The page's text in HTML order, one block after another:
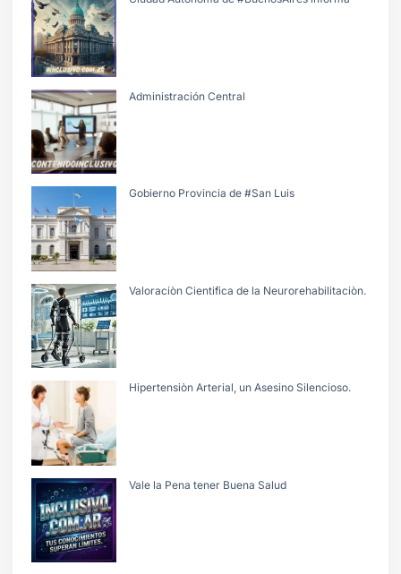
Administración Central
Gobierno Provincia de #San Luis
Valoraciòn Cientifica de la Neurorehabilitaciòn.
Hipertensiòn Arterial, un Asesino Silencioso.
Vale la Pena tener Buena Salud